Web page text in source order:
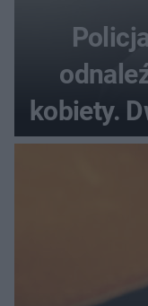
kobiety.